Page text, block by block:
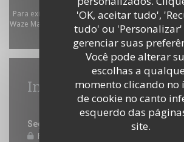
'OK, aceitar tudo',
tudo' ou
gerenciar suas
Você pode alterar
escolhas a
momento clicando no
de cookie no canto
esquerdo das
site.
Para exibir o mapa interativo do Waze, você
Waze Map (Google). Esses cookies podem
localização.
Autorizar
Informações gerais
Horário de
Segunda-feira
Fechado